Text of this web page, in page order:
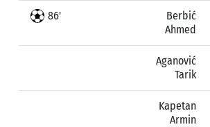
86'
Berbić
Ahmed
Aganović
Tarik
Kapetan
Armin